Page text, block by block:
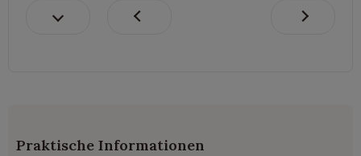
Praktische Informationen